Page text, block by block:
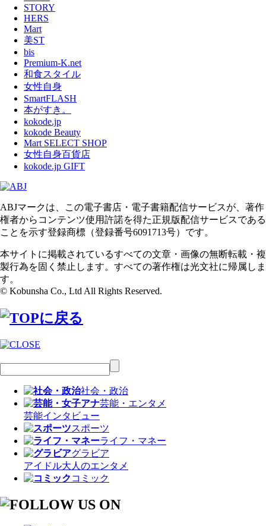
STORY
HERS
Mart
美ST
bis
Premium-K.net
和食スタイル
女性自身
SmartFLASH
本がすき。
kokode.jp
kokode Beauty
Mart SELECT SHOP
女性自身百貨店
kokode.jp GIFT
ABJマークは、この電子書店・電子書籍配信サービスが、著作
権者からコンテンツ使用許諾を得た正規版配信サービスである
ことを示す登録商標（登録番号6091713号）です。
本サイトに掲載されているすべての文章・画像の無断転載・複
製行為を固く禁止します。すべての著作権は光文社に帰属しま
す。
© Kobunsha Co., Ltd All Rights Reserved.
社会・政治
芸能・エンタメ
芸能インタビュー
スポーツ
ライフ・マネー
グラビア
アイドル大人のエンタメ
コミック